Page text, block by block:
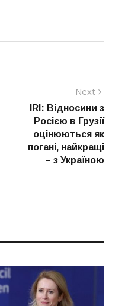
Next
post:
IRI: Відносини з
Росією в Грузії
оцінюються як
погані, найкращі
– з Україною